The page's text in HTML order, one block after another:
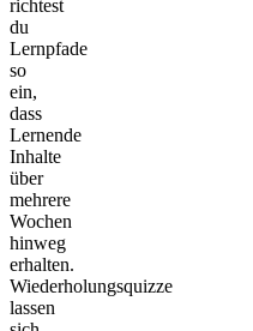
richtest
du
Lernpfade
so
ein,
dass
Lernende
Inhalte
über
mehrere
Wochen
hinweg
erhalten.
Wiederholungsquizze
lassen